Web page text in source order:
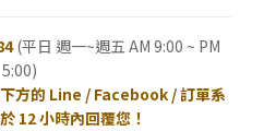
(平日 週一~週五 AM 9:00 ~ PM
5:00)
方的 Line / Facebook / 訂單系
12 小時內回覆您！